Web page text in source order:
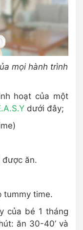
mọi hành trình
hoạt của một
dưới đây;
được ăn.
tummy time.
của bé 1 tháng
ăn 30-40’ và